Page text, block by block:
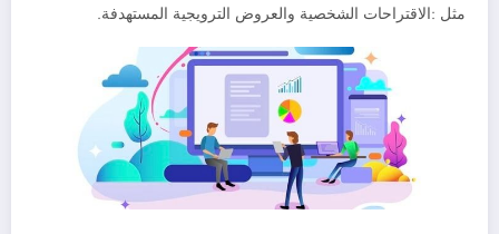
مثل :الاقتراحات الشخصية والعروض الترويجية المستهدفة.